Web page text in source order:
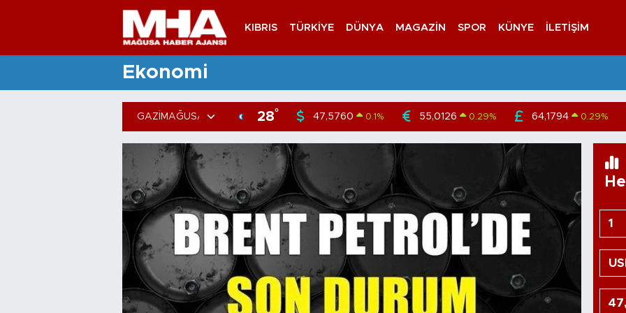
KIBRIS TÜRKIYE DÜNYA MAGAZIN SPOR KÜNYE İLETIŞIM
Ekonomi
28° 47,5760 0.1 % 55,0126 0.29% 64,1794 0.29%